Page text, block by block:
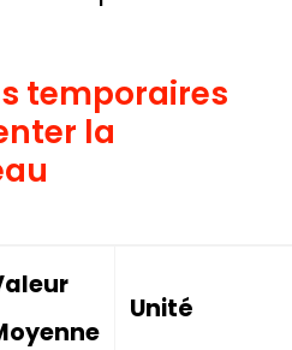
temporaires
la
Unité